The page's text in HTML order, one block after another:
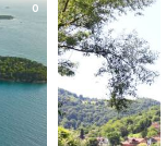
0